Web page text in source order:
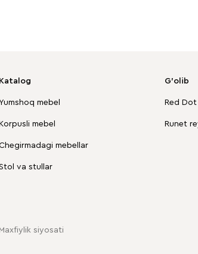
Katalog
mebel
Korpusli mebel
mebellar
va stullar
G'olib
Red
Runet
Maxfiylik siyosati